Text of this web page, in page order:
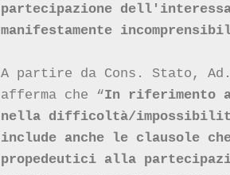
partecipazione
manifestamente
A partire da Cons. Stato,
afferma che “In riferimento
nella difficoltà/
include anche le clausole
propedeutici alla